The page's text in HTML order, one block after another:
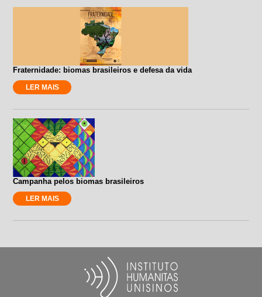
Fraternidade: biomas brasileiros e defesa da vida
LER MAIS
Campanha pelos biomas brasileiros
LER MAIS